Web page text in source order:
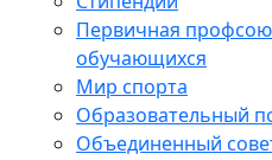
Первичная
обучающихся
Мир спорта
Образовательный
Объединенный